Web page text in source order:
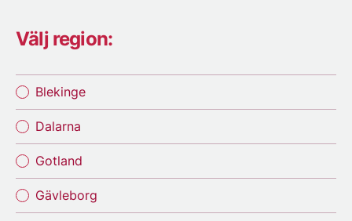
Välj region:
Blekinge
Dalarna
Gotland
Gävleborg